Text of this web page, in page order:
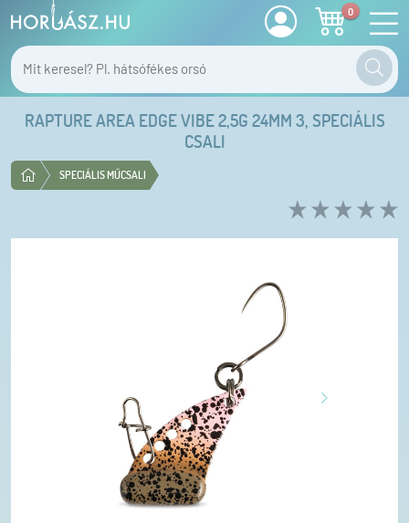
0
RAPTURE AREA EDGE VIBE 2,5G 24MM 3, SPECIÁLIS
CSALI
SPECIÁLIS MŰCSALI